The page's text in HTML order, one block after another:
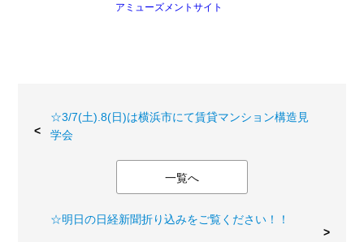
アミューズメントサイト
☆3/7(土).8(日)は横浜市にて賃貸マンション構造見
学会
一覧へ
☆明日の日経新聞折り込みをご覧ください！！